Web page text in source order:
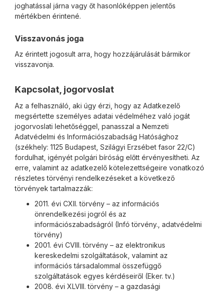
joghatással járna vagy őt hasonlóképpen jelentős
mértékben érintené.
Visszavonás joga
Az érintett jogosult arra, hogy hozzájárulását bármikor
visszavonja.
Kapcsolat, jogorvoslat
Az a felhasználó, aki úgy érzi, hogy az Adatkezelő
megsértette személyes adatai védelméhez való jogát
jogorvoslati lehetőséggel, panasszal a Nemzeti
Adatvédelmi és Információszabadság Hatósághoz
(székhely: 1125 Budapest, Szilágyi Erzsébet fasor 22/C)
fordulhat, igényét polgári bíróság előtt érvényesítheti. Az
erre, valamint az adatkezelő kötelezettségeire vonatkozó
részletes törvényi rendelkezéseket a következő
törvények tartalmazzák:
2011. évi CXII. törvény – az információs
önrendelkezési jogról és az
információszabadságról (Infó törvény., adatvédelmi
törvény)
2001. évi CVIII. törvény – az elektronikus
kereskedelmi szolgáltatások, valamint az
információs társadalommal összefüggő
szolgáltatások egyes kérdéseiről (Eker. tv.)
2008. évi XLVIII. törvény – a gazdasági